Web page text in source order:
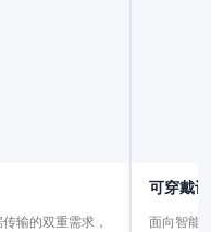
输的双重需求，
可穿戴
面向智能